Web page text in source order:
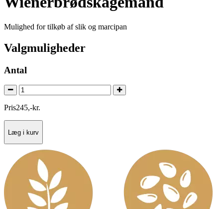
Mulighed for tilkøb af slik og marcipan
Valgmuligheder
Antal
Pris245,-kr.
Læg i kurv